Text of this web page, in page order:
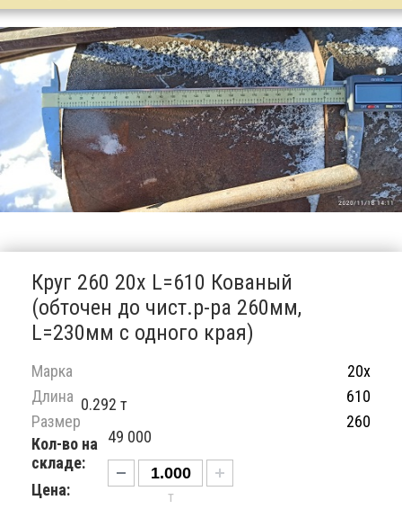
Круг 260 20х L=610 Кованый
(обточен до чист.р-ра 260мм,
L=230мм с одного края)
Марка
20х
Длина
610
Размер
260
Кол-во на
складе:
0.292 т
Цена:
49 000
т